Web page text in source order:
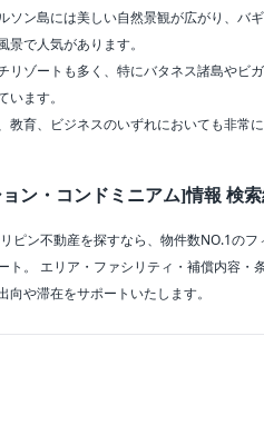
ソン島には美しい自然景観が広がり、バ
景で人気があります。
リゾートも多く、特にバタネス諸島やビ
います。
教育、ビジネスのいずれにおいても非常に
ン・コンドミニアム]情報 検
ピン不動産を探すなら、物件数NO.1の
。 エリア・ファシリティ・補償内容
や滞在をサポートいたします。